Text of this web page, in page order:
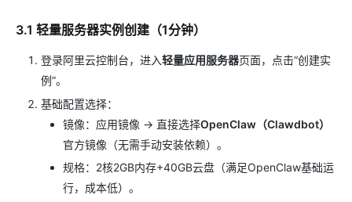
3.1 轻量服务器实例创建（1分钟）
登录阿里云控制台，进入轻量应用服务器页面，点击“创建实
例”。
基础配置选择：
镜像：应用镜像 → 直接选择OpenClaw（Clawdbot）
官方镜像（无需手动安装依赖）。
规格：2核2GB内存+40GB云盘（满足OpenClaw基础运
行，成本低）。